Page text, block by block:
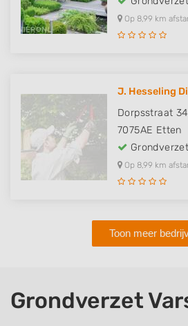
Op 8,99 km
J. Hesseling
Dorpsstraat 34
7075AE Etten
Op 8,99 km
Toon meer
Grondverzet